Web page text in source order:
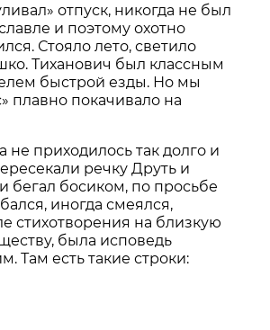
отпуск, никогда не был
и поэтому охотно
Стояло лето, светило
Тиханович был классным
быстрой езды. Но мы
плавно покачивало на
приходилось так долго и
речку Друть и
бегал босиком, по просьбе
иногда смеялся,
стихотворения на близкую
была исповедь
Там есть такие строки: